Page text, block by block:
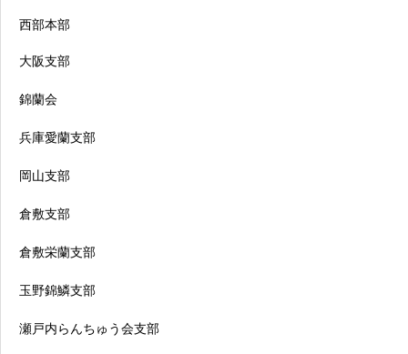
西部本部
大阪支部
錦蘭会
兵庫愛蘭支部
岡山支部
倉敷支部
倉敷栄蘭支部
玉野錦鱗支部
瀬戸内らんちゅう会支部